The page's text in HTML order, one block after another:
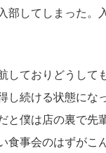
してしまった。
しておりどうして
続ける状態にな
と僕は店の裏で先
事会のはずがこ